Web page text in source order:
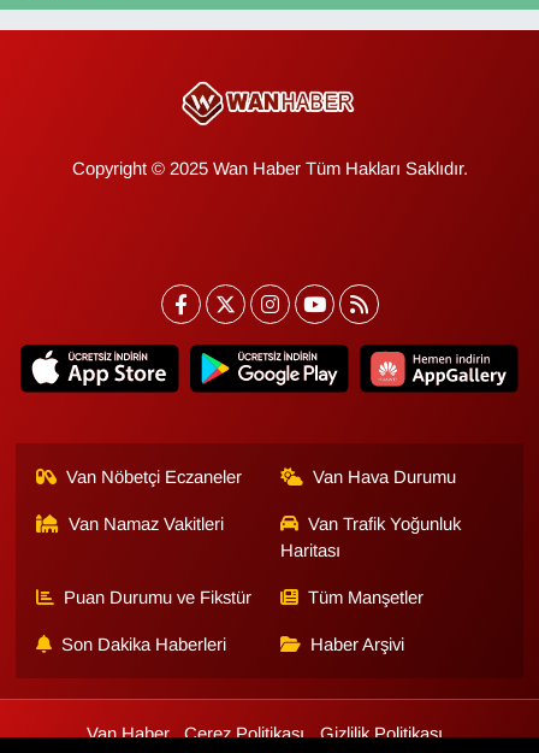
Copyright © 2025 Wan Haber Tüm Hakları Saklıdır.
Van Nöbetçi Eczaneler Van Hava Durumu
Van Namaz Vakitleri
Van Trafik Yoğunluk
Haritası
Puan Durumu ve Fikstür Tüm Manşetler
Son Dakika Haberleri Haber Arşivi
Van Haber Çerez Politikası
Gizlilik Politikası